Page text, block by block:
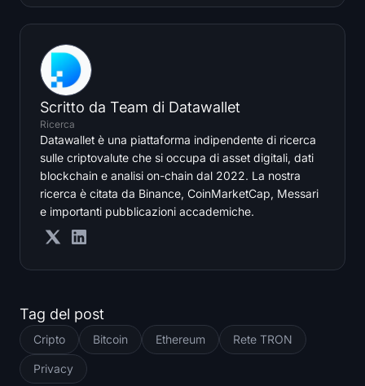
Scritto da Team di Datawallet
Ricerca
Datawallet è una piattaforma indipendente di ricerca
sulle criptovalute che si occupa di asset digitali, dati
blockchain e analisi on-chain dal 2022. La nostra
ricerca è citata da Binance, CoinMarketCap, Messari
e importanti pubblicazioni accademiche.
Tag del post
Cripto Bitcoin Ethereum Rete TRON
Privacy